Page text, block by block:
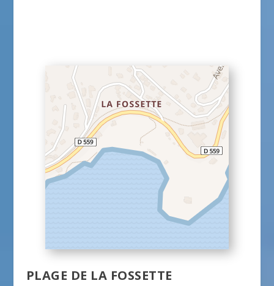
PLAGE DE LA FOSSETTE